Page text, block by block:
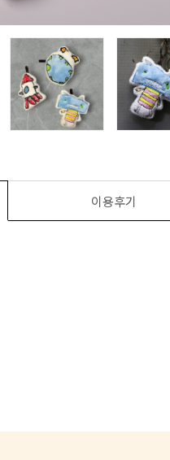
이용후기